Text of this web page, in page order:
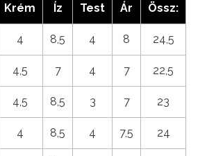
Krém Íz Test Ár Össz:
4 8,5 4 8 24,5
4,5 7 4 7 22,5
4,5 8,5 3 7 23
4 8,5 4 7,5 24